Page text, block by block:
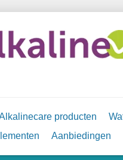
producten
Aanbiedingen